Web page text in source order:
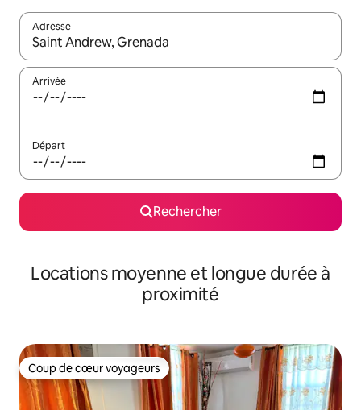
Adresse
Lorsque les résultats s'affichent, utilisez les flèches vers le
Arrivée
Départ
Rechercher
Locations moyenne et longue durée à
proximité
Coup de cœur voyageurs
Coup de cœur voyageurs